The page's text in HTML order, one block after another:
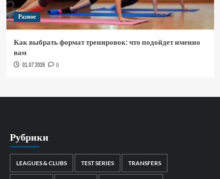
Разное
Как выбрать формат тренировок: что подойдет именно
вам
01.07.2026 0
Рубрики
LEAGUES & CLUBS TEST SERIES TRANSFERS